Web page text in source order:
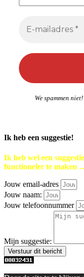
We spammen
Ik heb een suggestie!
Ik heb wel een
functioneler te maken
Jouw email-adres
Jouw naam:
Jouw telefoonnummer
Mijn suggestie:
Verstuur dit bericht